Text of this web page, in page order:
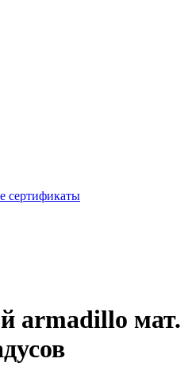
сертификаты
armadillo мат.